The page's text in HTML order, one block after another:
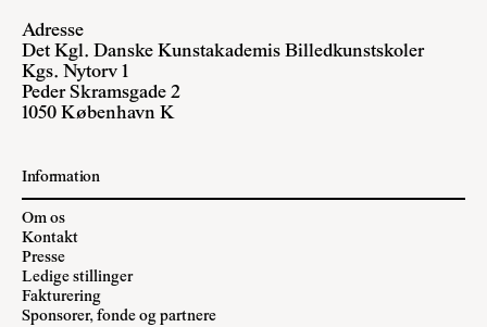
Adresse
Det Kgl. Danske Kunstakademis Billedkunstskoler
Kgs. Nytorv 1
Peder Skramsgade 2
1050 København K
Information
Om os
Kontakt
Presse
Ledige stillinger
Fakturering
Sponsorer, fonde og partnere